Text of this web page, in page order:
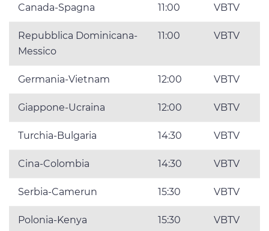
Canada-Spagna 11:00 VBTV
Repubblica Dominicana-
Messico
11:00 VBTV
Germania-Vietnam 12:00 VBTV
Giappone-Ucraina 12:00 VBTV
Turchia-Bulgaria 14:30 VBTV
Cina-Colombia 14:30 VBTV
Serbia-Camerun 15:30 VBTV
Polonia-Kenya 15:30 VBTV